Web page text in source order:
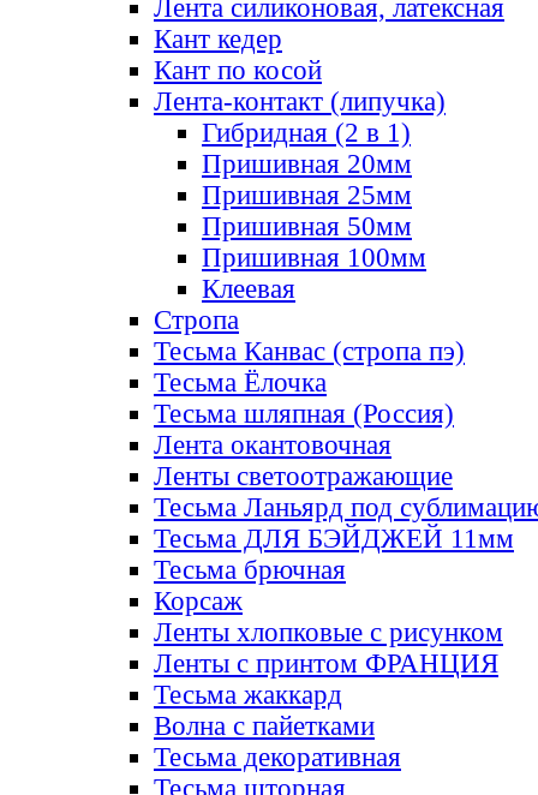
Лента силиконовая, латексная
Кант кедер
Кант по косой
Лента-контакт (липучка)
Гибридная (2 в 1)
Пришивная 20мм
Пришивная 25мм
Пришивная 50мм
Пришивная 100мм
Клеевая
Стропа
Тесьма Канвас (стропа пэ)
Тесьма Ёлочка
Тесьма шляпная (Россия)
Лента окантовочная
Ленты светоотражающие
Тесьма Ланьярд под
Тесьма ДЛЯ БЭЙДЖЕЙ 11мм
Тесьма брючная
Корсаж
Ленты хлопковые с рисунком
Ленты с принтом ФРАНЦИЯ
Тесьма жаккард
Волна с пайетками
Тесьма декоративная
Тесьма шторная